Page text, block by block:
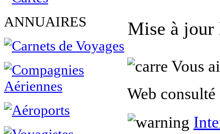
ANNUAIRES
Mise à jour
Vous
Web